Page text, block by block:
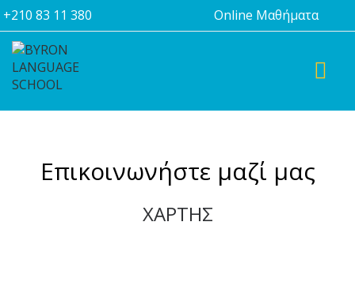
+210 83 11 380 Online Μαθήματα
Επικοινωνήστε μαζί μας
ΧΑΡΤΗΣ